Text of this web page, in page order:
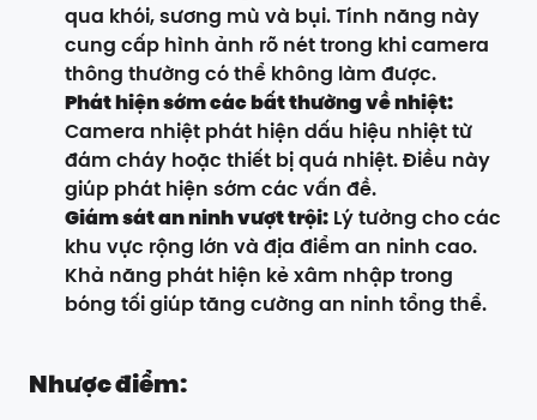
qua khói, sương mù và bụi. Tính năng này
cung cấp hình ảnh rõ nét trong khi camera
thông thường có thể không làm được.
Phát hiện sớm các bất thường về nhiệt:
Camera nhiệt phát hiện dấu hiệu nhiệt từ
đám cháy hoặc thiết bị quá nhiệt. Điều này
giúp phát hiện sớm các vấn đề.
Giám sát an ninh vượt trội: Lý tưởng cho các
khu vực rộng lớn và địa điểm an ninh cao.
Khả năng phát hiện kẻ xâm nhập trong
bóng tối giúp tăng cường an ninh tổng thể.
Nhược điểm: